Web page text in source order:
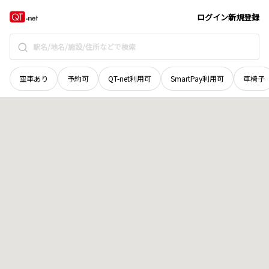
ログイン新規登録
空車あり 予約可 QT-net利用可 SmartPay利用可 車椅子
新潟県